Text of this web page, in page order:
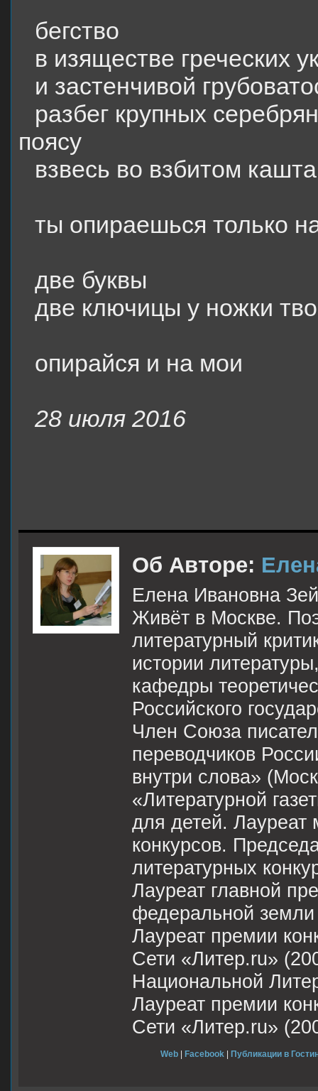
бегство
в изяществе греческих
и застенчивой
разбег крупных
поясу
взвесь во взбитом
ты опираешься только
две буквы
две ключицы у ножки
опирайся и на мои
28 июля 2016
Об Авторе:
Елена Ивановна
Живёт в Москве.
литературный
истории
кафедры
Российского
Член Союза
переводчиков
внутри слова»
«Литературной
для детей. Лауреат
конкурсов.
литературных
Лауреат главной
федеральной
Лауреат премии
Сети «Литер.ru»
Национальной
Лауреат премии
Сети «Литер.ru»
Web | Facebook | Публикации в